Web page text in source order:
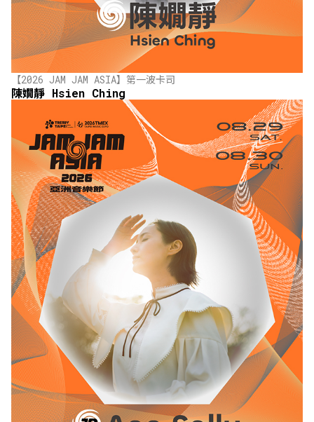
【2026 JAM JAM ASIA】第一波卡司
陳嫺靜 Hsien Ching